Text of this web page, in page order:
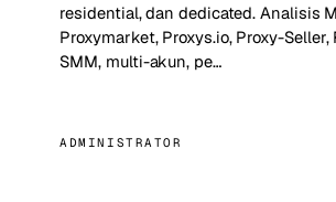
residential, dan dedicated. Analisis
Proxymarket, Proxys.io, Proxy-Seller,
SMM, multi-akun, pe…
ADMINISTRATOR